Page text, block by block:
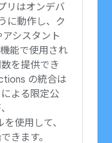
リはオンデバ
に動作し、ク
シスタント
能で使用され
を提供でき
の統合は
よる限定公
使用して、
きます。